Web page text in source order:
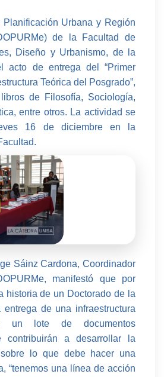
Planificación Urbana y Región
de la Facultad de
Diseño y Urbanismo, de la
acto de entrega del “Primer
Teórica del Posgrado”,
de Filosofía, Sociología,
entre otros. La actividad se
16 de diciembre en la
Sáinz Cardona, Coordinador
manifestó que por
historia de un Doctorado de la
de una infraestructura
un lote de documentos
contribuirán a desarrollar la
lo que debe hacer una
“tenemos una línea de acción